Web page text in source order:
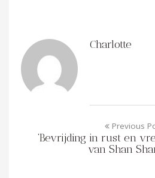
Charlotte
Previous
‘Bevrijding in rust en
van Shan